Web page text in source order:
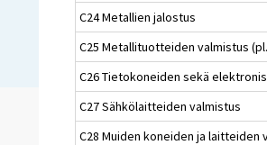
C24 Metallien jalostus
C25 Metallituotteiden valmistus
C26 Tietokoneiden sekä
C27 Sähkölaitteiden valmistus
C28 Muiden koneiden ja laitteiden